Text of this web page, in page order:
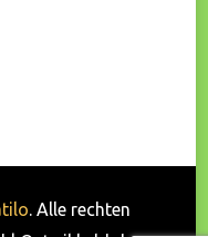
. Alle rechten